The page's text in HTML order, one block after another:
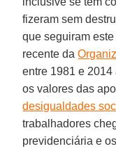
fizeram sem
que seguiram
recente da
entre 1981 e
os valores das
desigualdades
trabalhadores
previdenciária e